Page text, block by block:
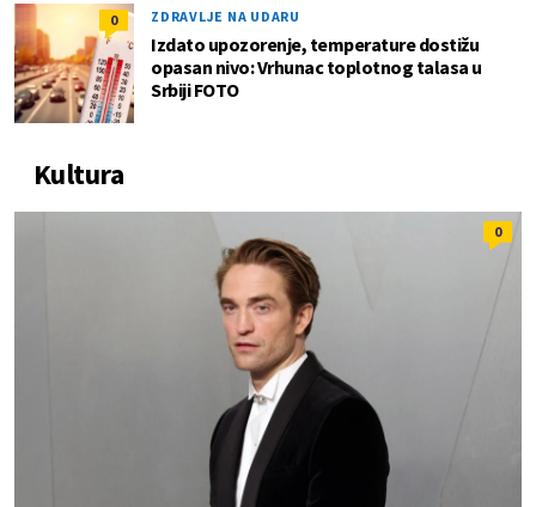
0 ZDRAVLJE NA UDARU
Izdato upozorenje, temperature dostižu
opasan nivo: Vrhunac toplotnog talasa u
Srbiji FOTO
Kultura
0